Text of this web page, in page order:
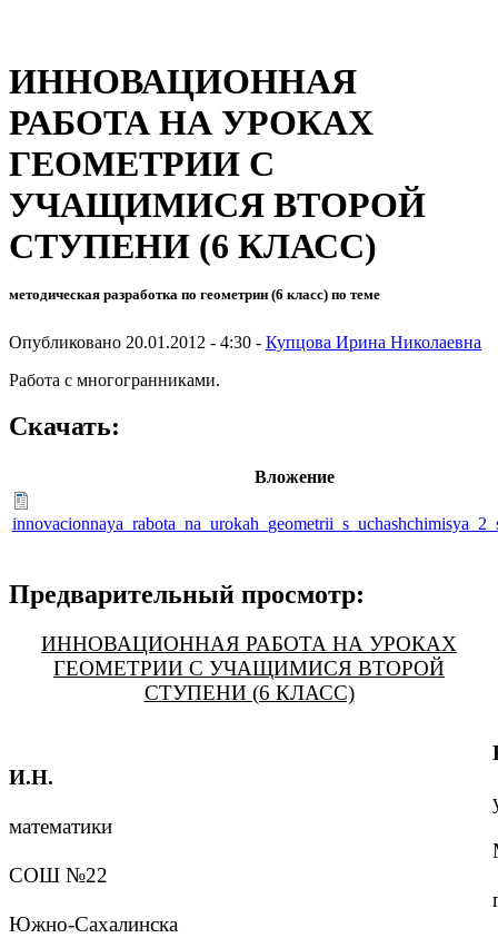
ИННОВАЦИОННАЯ
РАБОТА НА УРОКАХ
ГЕОМЕТРИИ С
УЧАЩИМИСЯ ВТОРОЙ
СТУПЕНИ (6 КЛАСС)
методическая разработка по геометрии (6 класс) по теме
Опубликовано 20.01.2012 - 4:30 - Купцова Ирина Николаевна
Работа с многогранниками.
Скачать:
Вложение
Предварительный просмотр:
ИННОВАЦИОННАЯ РАБОТА НА УРОКАХ
ГЕОМЕТРИИ С УЧАЩИМИСЯ ВТОРОЙ
СТУПЕНИ (6 КЛАСС)
И.Н.
математики
СОШ №22
Южно-Сахалинска